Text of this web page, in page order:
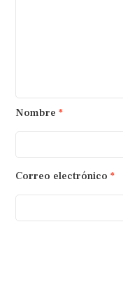
Nombre *
Correo electrónico *